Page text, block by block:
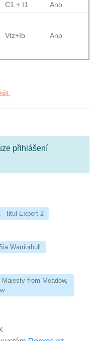
C1 + I1 Ano
Vtz+Ib Ano
přihlášení
- titul Expert 2
Warriorbull
from Meadow,